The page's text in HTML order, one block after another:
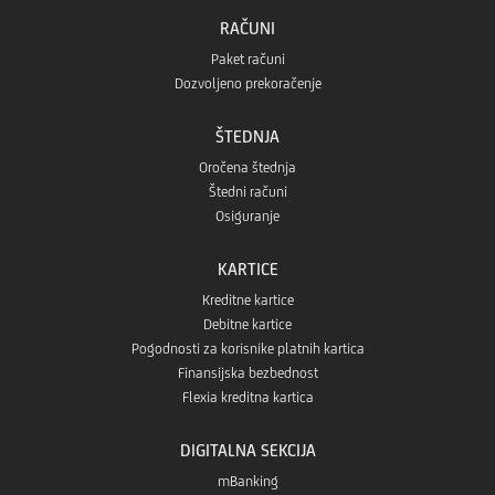
RAČUNI
Paket računi
Dozvoljeno prekoračenje
ŠTEDNJA
Oročena štednja
Štedni računi
Osiguranje
KARTICE
Kreditne kartice
Debitne kartice
Pogodnosti za korisnike platnih kartica
Finansijska bezbednost
Flexia kreditna kartica
DIGITALNA SEKCIJA
mBanking